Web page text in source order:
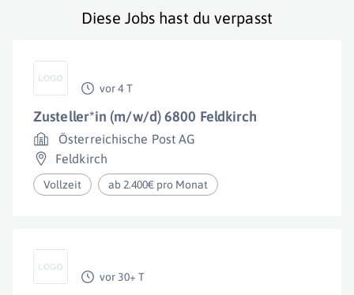
Diese Jobs hast du verpasst
vor 4 T
Zusteller*in (m/w/d) 6800 Feldkirch
Österreichische Post AG
Feldkirch
Vollzeit ab 2.400€ pro Monat
vor 30+ T